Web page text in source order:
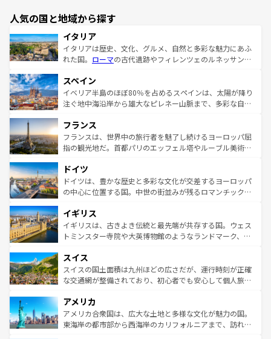
人気の国と地域から探す
イタリア
イタリアは歴史、文化、グルメ、自然と多彩な魅力にあふ
れた国。 ローマの古代遺跡やフィレンツェのルネッサンス
ろん、トスカーナの美しい田園風景やアマルフィ海岸の絶
景など、自然景観も見逃せない。観光の合間には、本場の
ピザやパスタなど、絶品のイタリア料理を堪能することも
ませてくれるイタリアで、忘れられない旅をしてみよう！
なお、新着のイタリア情報はコンテンツ一覧 を参照してほ
しい。
スペイン
イベリア半島のほぼ80％を占めるスペインは、太陽が降り
注ぐ地中海沿岸から雄大なピレネー山脈まで、多彩な自然
文化が根付くこの国では、情熱的なフラメンコ、熱気あふ
れる闘牛、そして美味しいタパスが生活の一部となってい
る。首都マドリードの洗練された雰囲気や、バルセロナの
の城塞都市、穏やかなビーチリゾートまで多彩な表情を見
せる。地方によって風土や気候が異なるスペインはその個
性で訪れる人を魅了する。 なお、新着のスペイン情報はコ
フランス
フランスは、世界中の旅行者を魅了し続けるヨーロッパ屈
指の観光地だ。首都パリのエッフェル塔やルーブル美術館
で、幅広い魅力が詰まっている。華麗な宮殿、歴史的な大
聖堂、美しいビーチ、そして豊かな自然が、訪れる者を心
から魅了する。また、フランスは美食の国としても知ら
いる。シャンパンの発祥地であるランス、プロヴァンスの
香り高いラベンダー畑など、多彩な楽しみ方が可能だ。さ
らに、パリ以外の地域にも魅力が溢れており、どの街角に
れる地方に足を運ぶとそれぞれで全く異なる文化を体験で
きるだろう。 なお、新着のフランス情報はコンテンツ一覧
を参照してほしい。
ドイツ
ドイツは、豊かな歴史と多彩な文化が交差するヨーロッパ
の中心に位置する国。中世の街並みが残るロマンチック街
顔を持つこの国は、どこを歩いても飽きることがない。ベ
ルリンの文化的活気、バイエルン州のアルプスの絶景、そ
してライン川沿いのワイン畑といった風景は必見。ビール
は、お酒好きな人にはぜひ体験してほしい。 なお、新着の
ドイツ情報はコンテンツ一覧を参照してほしい。
イギリス
イギリスは、古きよき伝統と最先端が共存する国。ウェス
トミンスター寺院や大英博物館のようなランドマーク、歴
リアごとに異なる魅力がある。また、優雅なアフタヌーン
ティー、ビール好きにはたまらない英国パブ、サッカー観
戦など、本場だからこそできる体験も豊富。イギリスを旅
ンツ一覧を参照してほしい。
スイス
スイスの国土面積は九州ほどの広さだが、運行時刻が正確
な交通網が整備されており、初心者でも安心して個人旅行
の建物がそのまま残る町や、スイスならではのユニークな
博物館もあり、アルプス観光だけでなく町歩きも満喫する
ことができる。国民の所得が高いため物価も高いが、旅行
アメリカ
アメリカ合衆国は、広大な土地と多様な文化が魅力の国。
東海岸の都市部から西海岸のカリフォルニアまで、訪れる